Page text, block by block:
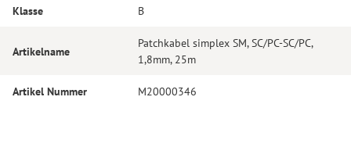
Klasse B
Artikelname
Patchkabel simplex SM, SC/PC-SC/PC,
1,8mm, 25m
Artikel Nummer M20000346